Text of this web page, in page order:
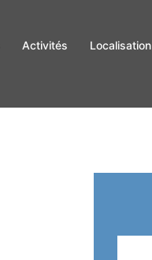
Activités Localisation